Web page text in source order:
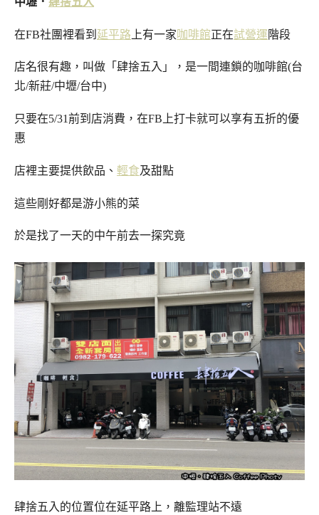
在FB社團裡看到 延平路 上有一家咖啡館正在試營運 階段
店名很有趣，叫做「肆捨五入」，是一間連鎖的咖啡館(台
北/新莊/中壢/台中)
只要在5/31前到店消費，在FB上打卡就可以享有五折的優
惠
店裡主要提供飲品、 輕食及甜點
這些剛好都是游小熊的菜
於是找了一天的中午前去一探究竟
肆捨五入的位置位在延平路上，離監理站不遠